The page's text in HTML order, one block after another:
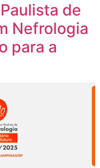
de
Nefrologia
para a